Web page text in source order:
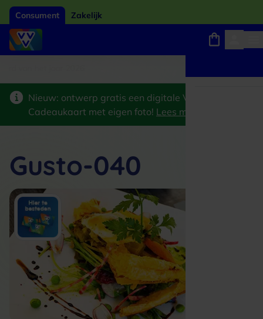
Consument Zakelijk
Nieuw: ontwerp gratis een digitale VVV
Cadeaukaart met eigen foto! Lees meer
Gusto-040